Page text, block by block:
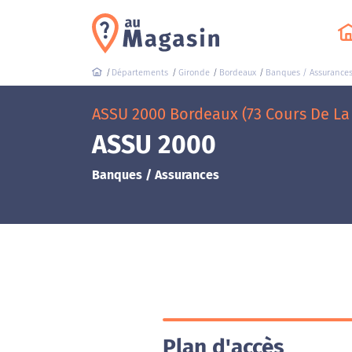
Départements Gironde Bordeaux Banques / Assurances
ASSU 2000 Bordeaux (73 Cours De
ASSU 2000
Banques / Assurances